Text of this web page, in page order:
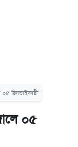
ছিনতাইকারী’
০৫